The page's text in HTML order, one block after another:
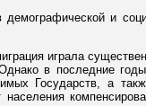
демографической и
играла
в последние
Государств, а
населения